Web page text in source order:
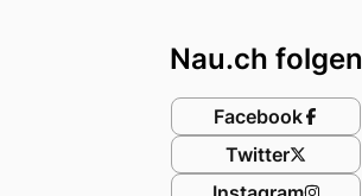
Nau.ch folgen
Facebook
Twitter